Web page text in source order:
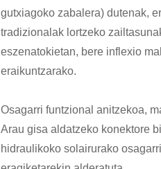
gutxiagoko zabalera) dutenak,
tradizionalak lortzeko
eszenatokietan, bere inflexio
eraikuntzarako.
Osagarri funtzional anitzekoa,
Arau gisa aldatzeko konektore
hidraulikoko solairurako